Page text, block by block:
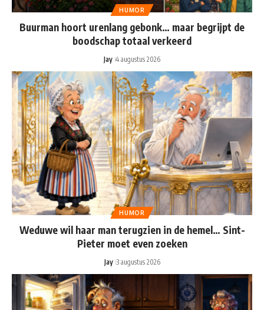
HUMOR
Buurman hoort urenlang gebonk… maar begrijpt de
boodschap totaal verkeerd
Jay 4 augustus 2026
HUMOR
Weduwe wil haar man terugzien in de hemel… Sint-
Pieter moet even zoeken
Jay 3 augustus 2026